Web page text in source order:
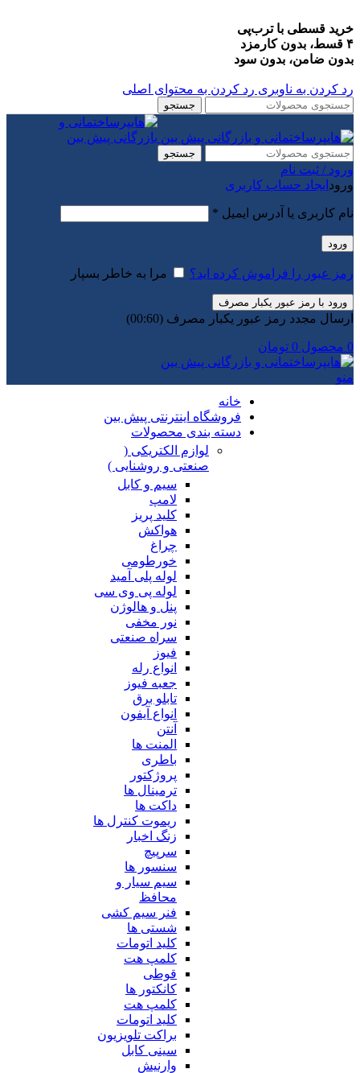
خرید قسطی با ترب‌پی
۴ قسط، بدون کارمزد
بدون ضامن، بدون سود
رد کردن به ناوبری رد کردن به محتوای اصلی
جستجو
جستجو
ورود / ثبت نام
ورود ایجاد حساب کاربری
نام کاربری یا آدرس ایمیل *
ورود
رمز عبور را فراموش کرده اید؟ مرا به خاطر بسپار
ورود با رمز عبور یکبار مصرف
ارسال مجدد رمز عبور یکبار مصرف (00:
60
)
0 محصول 0 تومان
منو
خانه
فروشگاه اینترنتی پیش بین
دسته بندی محصولات
لوازم الکتریکی (
صنعتی و روشنایی )
سیم و کابل
لامپ
کلید پریز
هواکش
چراغ
خورطومی
لوله پلی آمید
لوله پی وی سی
پنل و هالوژن
نور مخفی
سراه صنعتی
فیوز
انواع رله
جعبه فیوز
تابلو برق
انواع آیفون
آنتن
المنت ها
باطری
پروژکتور
ترمینال ها
داکت ها
ریموت کنترل ها
زنگ اخبار
سرپیچ
سنسور ها
سیم سیار و
محافظ
فنر سیم کشی
شستی ها
کلید اتومات
کلمپ هت
قوطی
کانکتور ها
کلمپ هت
کلید اتومات
براکت تلویزیون
سینی کابل
وارنیش